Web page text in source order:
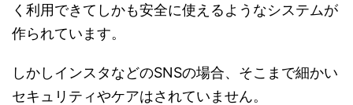
く利用できてしかも安全に使えるようなシステムが
作られています。
しかしインスタなどのSNSの場合、そこまで細かい
セキュリティやケアはされていません。